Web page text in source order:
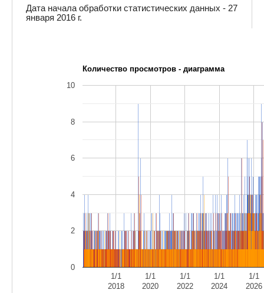
Дата начала обработки статистических данных - 27
января 2016 г.
Количество просмотров - диаграмма
1/1
2018
1/1
2020
1/1
2022
1/1
2024
1/1
2026
0
2
4
6
8
10